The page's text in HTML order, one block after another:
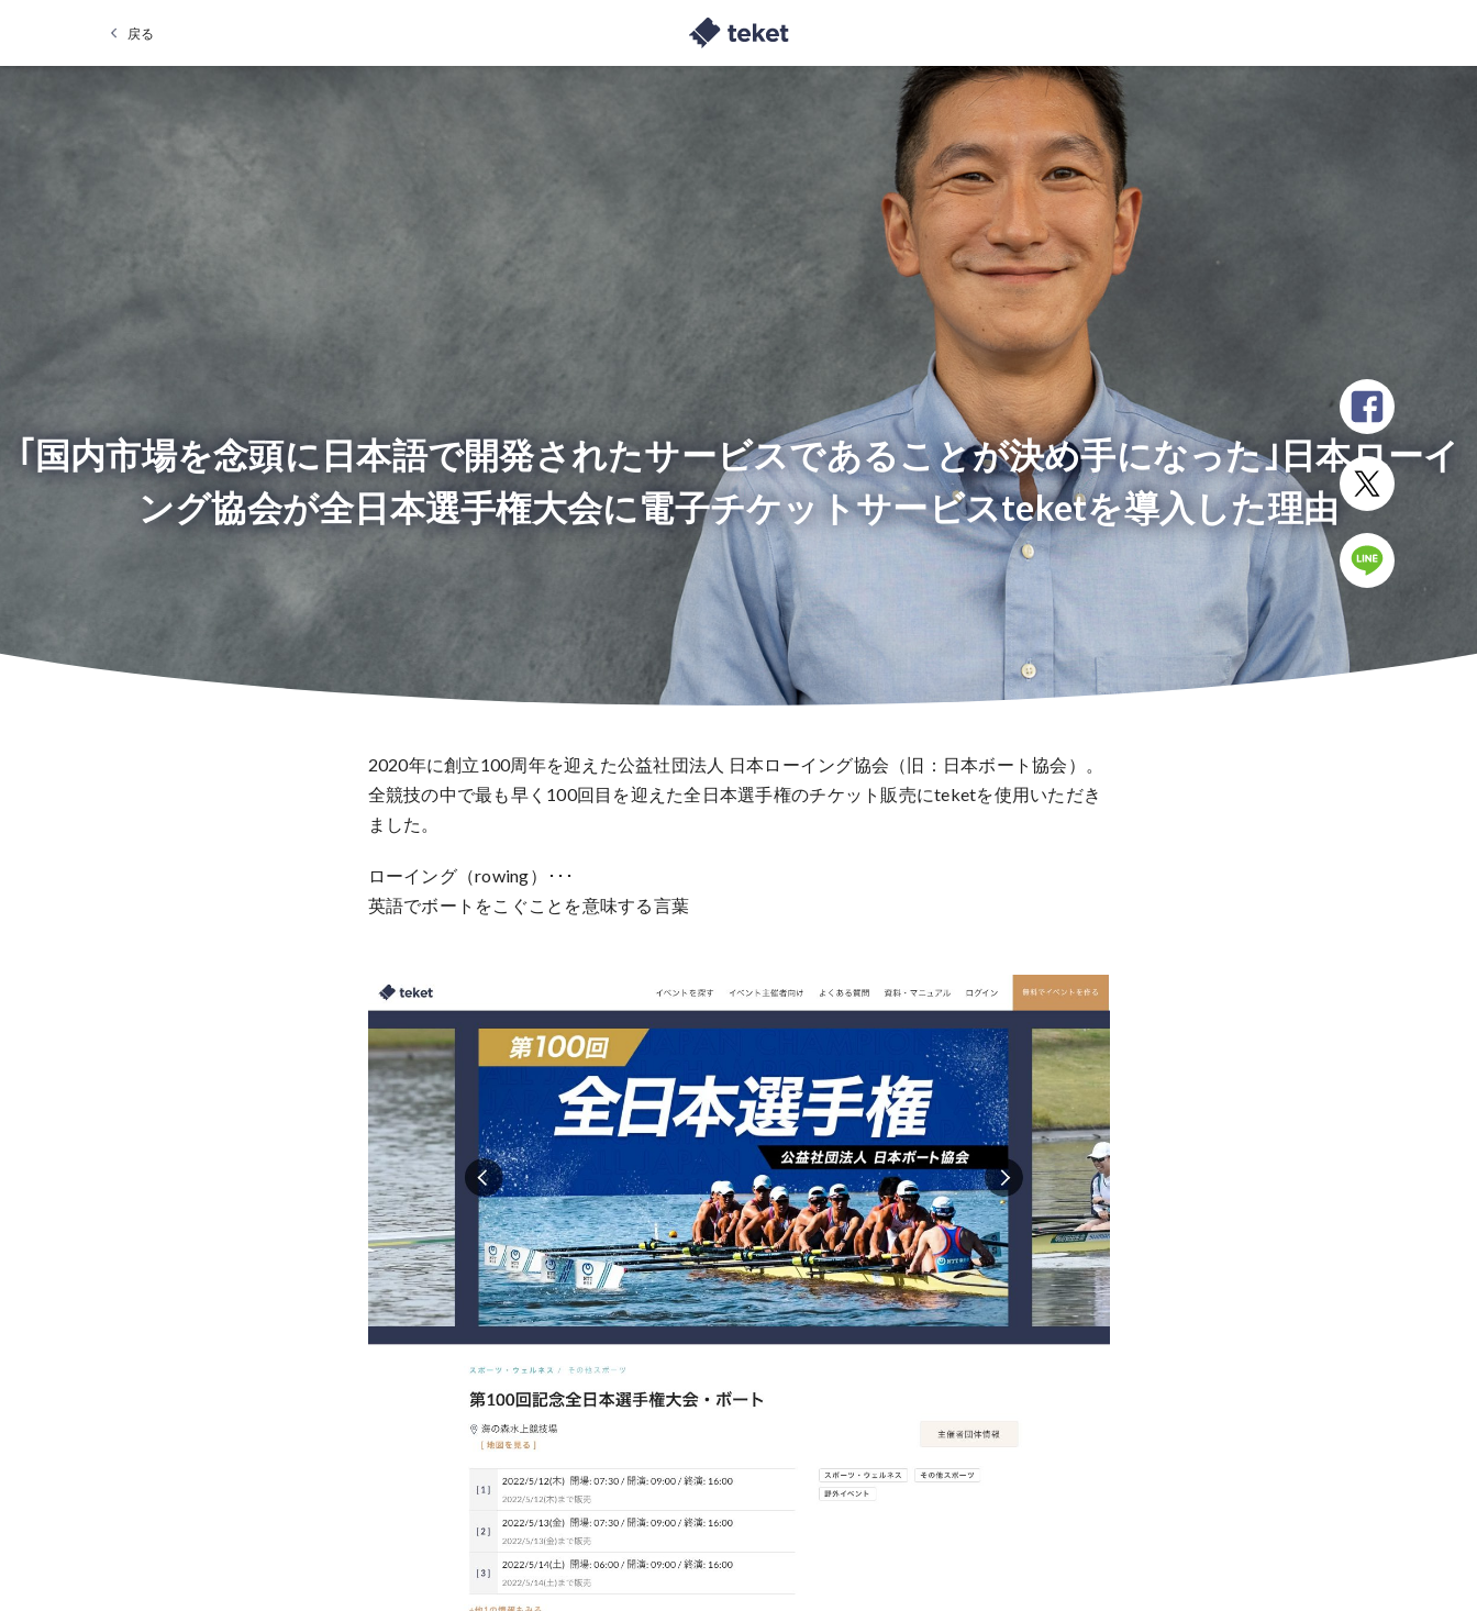
戻る
｢国内市場を念頭に日本語で開発されたサービスであることが決め手になった｣日本ローイ
ング協会が全日本選手権大会に電子チケットサービスteketを導入した理由
2020年に創立100周年を迎えた公益社団法人 日本ローイング協会（旧：日本ボート協会）。
全競技の中で最も早く100回目を迎えた全日本選手権のチケット販売にteketを使用いただき
ました。
ローイング（rowing）･･･
英語でボートをこぐことを意味する言葉